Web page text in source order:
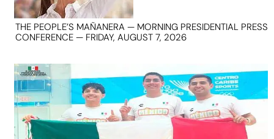
THE PEOPLE’S MAÑANERA — MORNING PRESIDENTIAL PRESS
CONFERENCE — FRIDAY, AUGUST 7, 2026